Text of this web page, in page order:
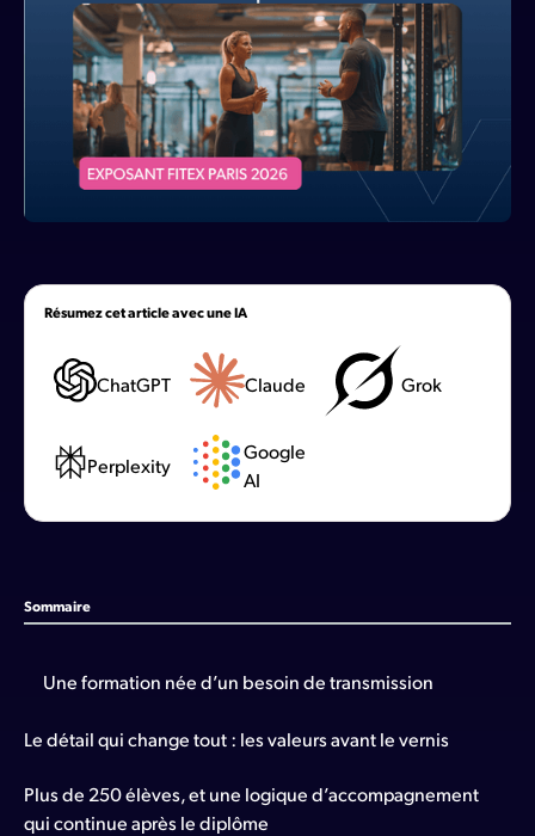
Résumez cet article avec une IA
ChatGPT Claude Grok
Perplexity
Google
AI
Sommaire
Une formation née d’un besoin de transmission
Le détail qui change tout : les valeurs avant le vernis
Plus de 250 élèves, et une logique d’accompagnement
qui continue après le diplôme